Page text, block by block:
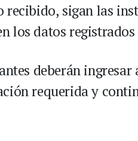
recibido, sigan las
los datos
deberán ingresar
requerida y